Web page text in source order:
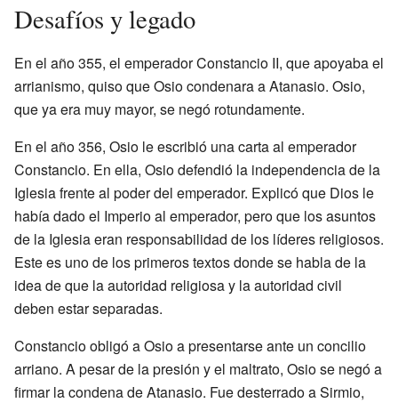
Desafíos y legado
En el año 355, el emperador Constancio II, que apoyaba el
arrianismo, quiso que Osio condenara a Atanasio. Osio,
que ya era muy mayor, se negó rotundamente.
En el año 356, Osio le escribió una carta al emperador
Constancio. En ella, Osio defendió la independencia de la
Iglesia frente al poder del emperador. Explicó que Dios le
había dado el Imperio al emperador, pero que los asuntos
de la Iglesia eran responsabilidad de los líderes religiosos.
Este es uno de los primeros textos donde se habla de la
idea de que la autoridad religiosa y la autoridad civil
deben estar separadas.
Constancio obligó a Osio a presentarse ante un concilio
arriano. A pesar de la presión y el maltrato, Osio se negó a
firmar la condena de Atanasio. Fue desterrado a Sirmio,